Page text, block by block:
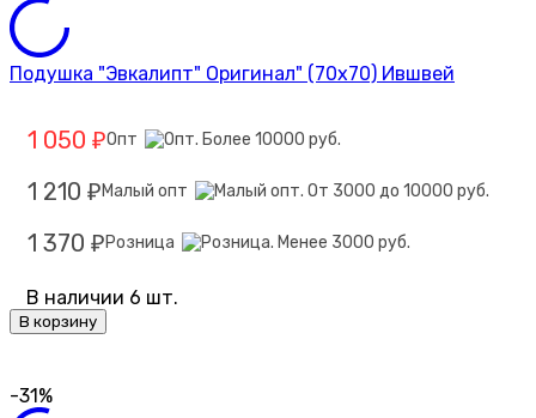
Подушка "Эвкалипт" Оригинал" (70х70) Ившвей
1 050 ₽Опт
1 210 ₽ Малый опт
1 370 ₽ Розница
В наличии 6 шт.
В корзину
-31%